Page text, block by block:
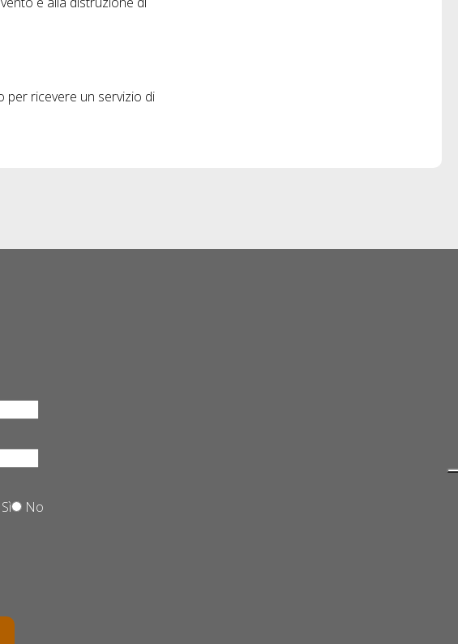
per ricevere un servizio di
Sì No